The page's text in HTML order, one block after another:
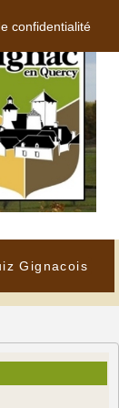
Gignacois
confidentialité